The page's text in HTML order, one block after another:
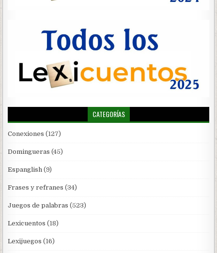
CATEGORÍAS
Conexiones (127)
Domingueras (45)
Espanglish (9)
Frases y refranes (34)
Juegos de palabras (523)
Lexicuentos (18)
Lexijuegos (16)